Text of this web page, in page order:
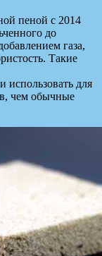
пеной с 2014
до
газа,
Такие
для
чем обычные